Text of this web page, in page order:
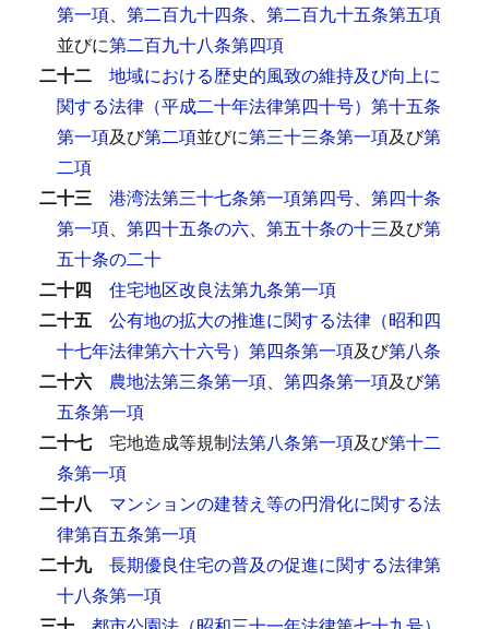
第一項、 第二百九十四条、 第二百九十五条第五項
並びに第二百九十八条第四項
二十二 地域における歴史的風致の維持及び向上に
関する法律（平成二十年法律第四十号）第十五条
第一項及び第二項並びに第三十三条第一項及び第
二項
二十三 港湾法第三十七条第一項第四号、 第四十条
第一項、 第四十五条の六、 第五十条の十三及び第
五十条の二十
二十四 住宅地区改良法第九条第一項
二十五 公有地の拡大の推進に関する法律（昭和四
十七年法律第六十六号）第四条第一項及び第八条
二十六 農地法第三条第一項、 第四条第一項及び第
五条第一項
二十七 宅地造成等規制法第八条第一項及び第十二
条第一項
二十八 マンションの建替え等の円滑化に関する法
律第百五条第一項
二十九 長期優良住宅の普及の促進に関する法律第
十八条第一項